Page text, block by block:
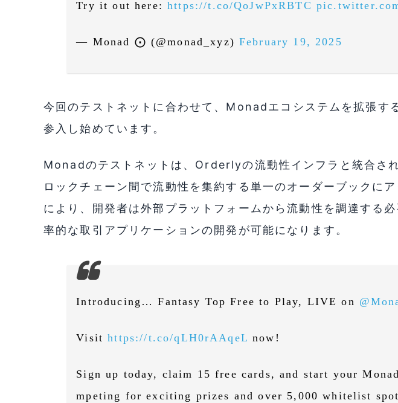
Try it out here:https://t.co/QoJwPxRBTC
— Monad ⨀ (@monad_xyz)February 19, 2025
今回のテストネットに合わせて、Monadエコシステムを拡張す
参入し始めています。
Monadのテストネットは、Orderlyの流動性インフラと統合さ
ロックチェーン間で流動性を集約する単一のオーダーブックに
により、開発者は外部プラットフォームから流動性を調達する
率的な取引アプリケーションの開発が可能になります。
Introducing… Fantasy Top Free to Play, LIVE on
Visithttps://t.co/qLH0rAAqeL now!
Sign up today, claim 15 free cards, and start your
mpeting for exciting prizes and over 5,000 whitelist